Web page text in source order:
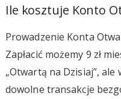
Ile kosztuje Konto
Prowadzenie Konta
Zapłacić możemy 9 zł
„Otwartą na Dzisiaj”,
dowolne transakcje